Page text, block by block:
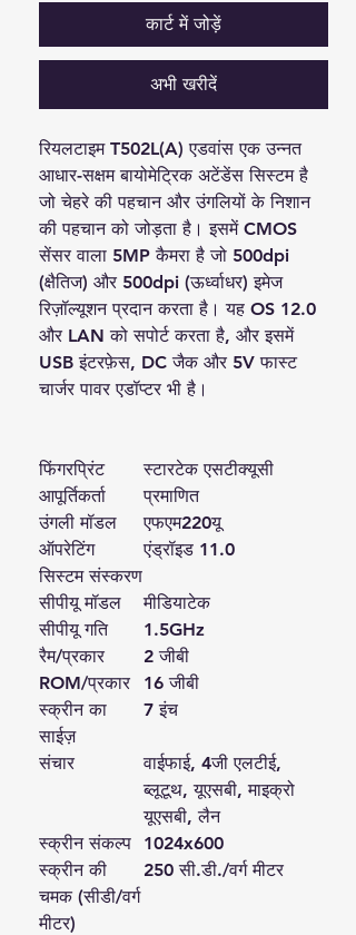
कार्ट में जोड़ें
अभी खरीदें
रियलटाइम T502L(A) एडवांस एक उन्नत
आधार-सक्षम बायोमेट्रिक अटेंडेंस सिस्टम है
जो चेहरे की पहचान और उंगलियों के निशान
की पहचान को जोड़ता है। इसमें CMOS
सेंसर वाला 5MP कैमरा है जो 500dpi
(क्षैतिज) और 500dpi (ऊर्ध्वाधर) इमेज
रिज़ॉल्यूशन प्रदान करता है। यह OS 12.0
और LAN को सपोर्ट करता है, और इसमें
USB इंटरफ़ेस, DC जैक और 5V फास्ट
चार्जर पावर एडॉप्टर भी है।
फिंगरप्रिंट
आपूर्तिकर्ता
स्टारटेक एसटीक्यूसी
प्रमाणित
उंगली मॉडल
एफएम220यू
ऑपरेटिंग
सिस्टम संस्करण
एंड्रॉइड 11.0
सीपीयू मॉडल
मीडियाटेक
सीपीयू गति
1.5GHz
रैम/प्रकार
2 जीबी
ROM/प्रकार
16 जीबी
स्क्रीन का
साईज़
7 इंच
संचार
वाईफाई, 4जी एलटीई,
ब्लूटूथ, यूएसबी, माइक्रो
यूएसबी, लैन
स्क्रीन संकल्प
1024x600
स्क्रीन की
चमक (सीडी/वर्ग
मीटर)
250 सी.डी./वर्ग मीटर